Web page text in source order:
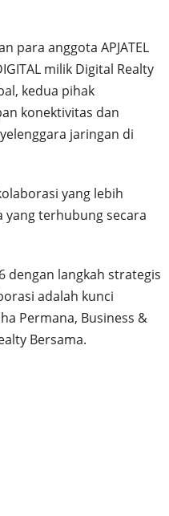
para anggota APJATEL
milik Digital Realty
kedua pihak
konektivitas dan
jaringan di
yang lebih
yang terhubung secara
dengan langkah strategis
adalah kunci
Permana, Business &
Bersama.